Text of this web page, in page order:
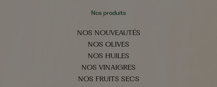
Nos produits
NOS NOUVEAUTÉS
NOS OLIVES
NOS HUILES
NOS VINAIGRES
NOS FRUITS SECS